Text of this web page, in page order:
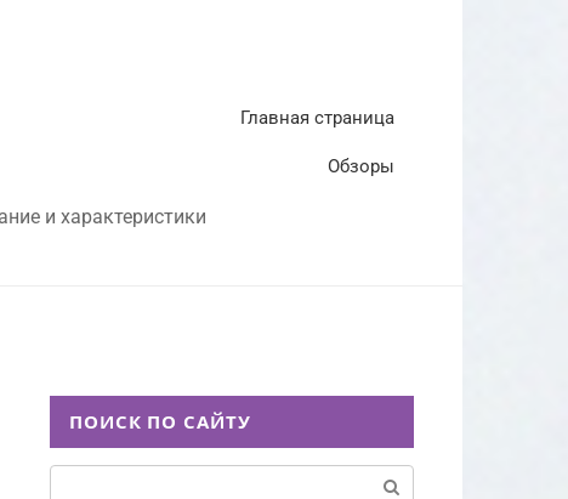
и характеристики
Главная страница
Обзоры
ПОИСК ПО САЙТУ